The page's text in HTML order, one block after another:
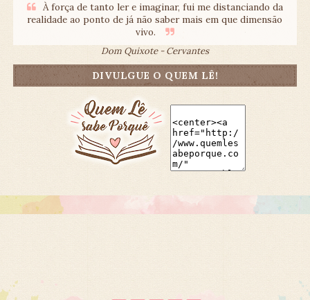
À força de tanto ler e imaginar, fui me distanciando da
realidade ao ponto de já não saber mais em que dimensão
vivo.
Dom Quixote - Cervantes
DIVULGUE O QUEM LÊ!